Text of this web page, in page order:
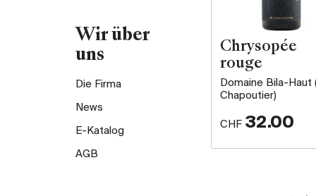
Wir über
uns
Die Firma
News
E-Katalog
AGB
Chrysopée
rouge
Domaine Bila-Haut
Chapoutier)
CHF 32.00